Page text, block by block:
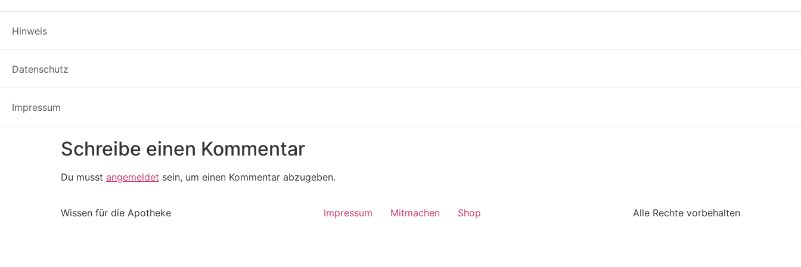
Hinweis
Datenschutz
Impressum
Schreibe einen Kommentar
Du musst angemeldet sein, um einen Kommentar abzugeben.
Wissen für die Apotheke Impressum Mitmachen Shop Alle Rechte vorbehalten